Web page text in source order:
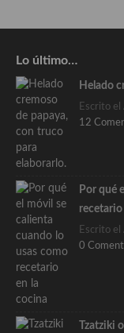
Lo último…
Helado
Escrito
12
Por qué
recetario
Escrito
0
Tzatziki